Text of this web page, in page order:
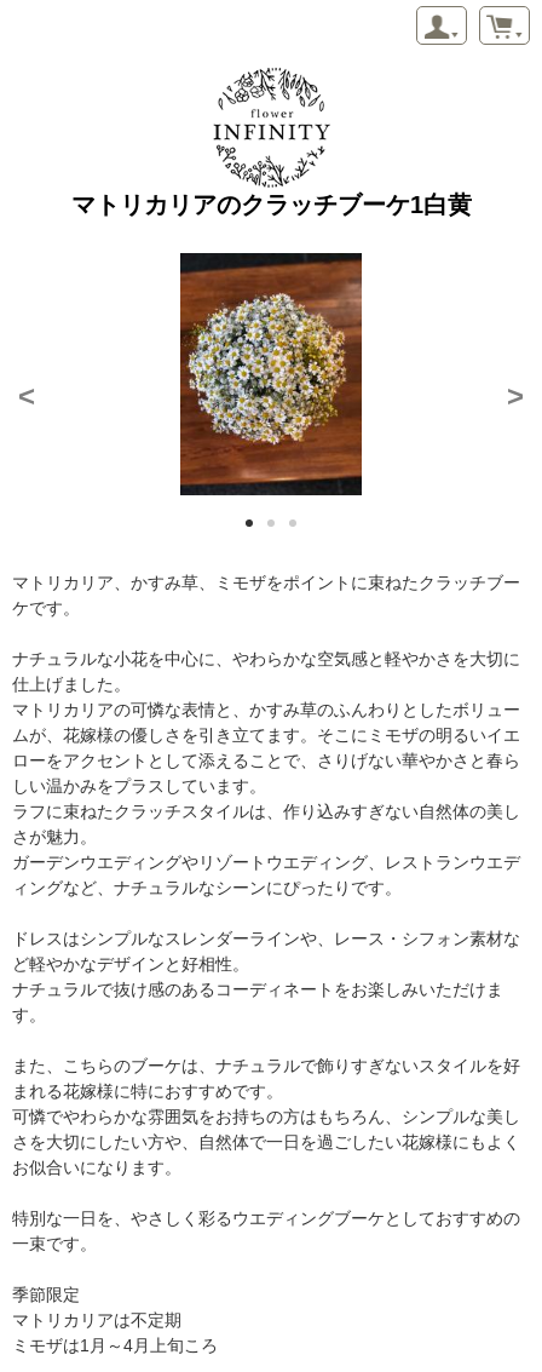
マトリカリアのクラッチブーケ1白黄
< >
マトリカリア、かすみ草、ミモザをポイントに束ねたクラッチブー
ケです。
ナチュラルな小花を中心に、やわらかな空気感と軽やかさを大切に
仕上げました。
マトリカリアの可憐な表情と、かすみ草のふんわりとしたボリュー
ムが、花嫁様の優しさを引き立てます。そこにミモザの明るいイエ
ローをアクセントとして添えることで、さりげない華やかさと春ら
しい温かみをプラスしています。
ラフに束ねたクラッチスタイルは、作り込みすぎない自然体の美し
さが魅力。
ガーデンウエディングやリゾートウエディング、レストランウエデ
ィングなど、ナチュラルなシーンにぴったりです。
ドレスはシンプルなスレンダーラインや、レース・シフォン素材な
ど軽やかなデザインと好相性。
ナチュラルで抜け感のあるコーディネートをお楽しみいただけま
す。
また、こちらのブーケは、ナチュラルで飾りすぎないスタイルを好
まれる花嫁様に特におすすめです。
可憐でやわらかな雰囲気をお持ちの方はもちろん、シンプルな美し
さを大切にしたい方や、自然体で一日を過ごしたい花嫁様にもよく
お似合いになります。
特別な一日を、やさしく彩るウエディングブーケとしておすすめの
一束です。
季節限定
マトリカリアは不定期
ミモザは1月～4月上旬ころ